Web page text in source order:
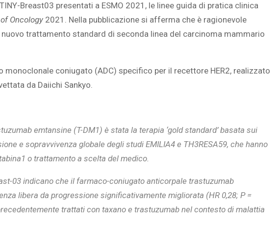
Breast03 presentati a ESMO 2021, le linee guida di pratica clinica
Oncology 2021. Nella pubblicazione si afferma che è ragionevole
trattamento standard di seconda linea del carcinoma mammario
monoclonale coniugato (ADC) specifico per il recettore HER2, realizzato
da Daiichi Sankyo.
emtansine (T-DM1) è stata la terapia ‘gold standard’ basata sui
e sopravvivenza globale degli studi EMILIA4 e TH3RESA59, che hanno
o trattamento a scelta del medico.
03 indicano che il farmaco-coniugato anticorpale trastuzumab
libera da progressione significativamente migliorata (HR 0,28; P =
trattati con taxano e trastuzumab nel contesto di malattia
L’ATTIVITÀ CEREBRALE
RIVELA LE MELODIE CHE LE
PERSONE IMMAGINANO
INFANTILE ASSOCIATI AD
ASSENZA DI FIGLI IN ETÀ
ADULTA